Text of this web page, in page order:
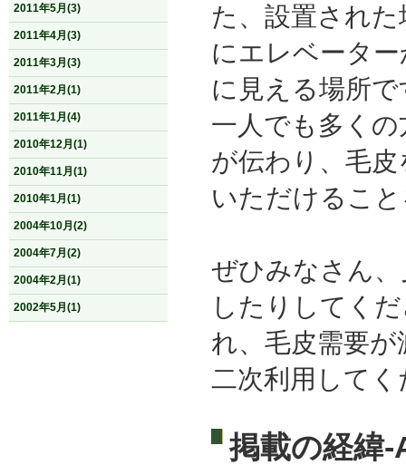
た、設置され
にエレベータ
に見える場所で
一人でも多く
が伝わり、毛
いただけるこ
ぜひみなさん
したりしてく
れ、毛皮需要
二次利用して
掲載の経緯
2011年5月(3)
2011年4月(3)
2011年3月(3)
2011年2月(1)
2011年1月(4)
2010年12月(1)
2010年11月(1)
2010年1月(1)
2004年10月(2)
2004年7月(2)
2004年2月(1)
2002年5月(1)